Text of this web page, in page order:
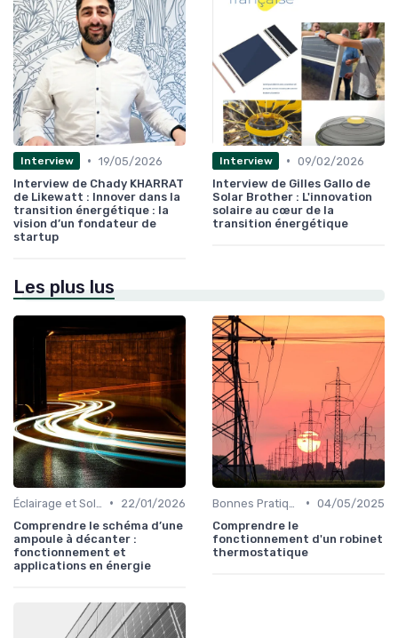
Interview • 19/05/2026
Interview de Chady KHARRAT
de Likewatt : Innover dans la
transition énergétique : la
vision d’un fondateur de
startup
Interview • 09/02/2026
Interview de Gilles Gallo de
Solar Brother : L'innovation
solaire au cœur de la
transition énergétique
Les plus lus
•
22/01/2026
Comprendre le schéma d’une
ampoule à décanter :
fonctionnement et
applications en énergie
• 04/05/2025
Comprendre le
fonctionnement d'un robinet
thermostatique